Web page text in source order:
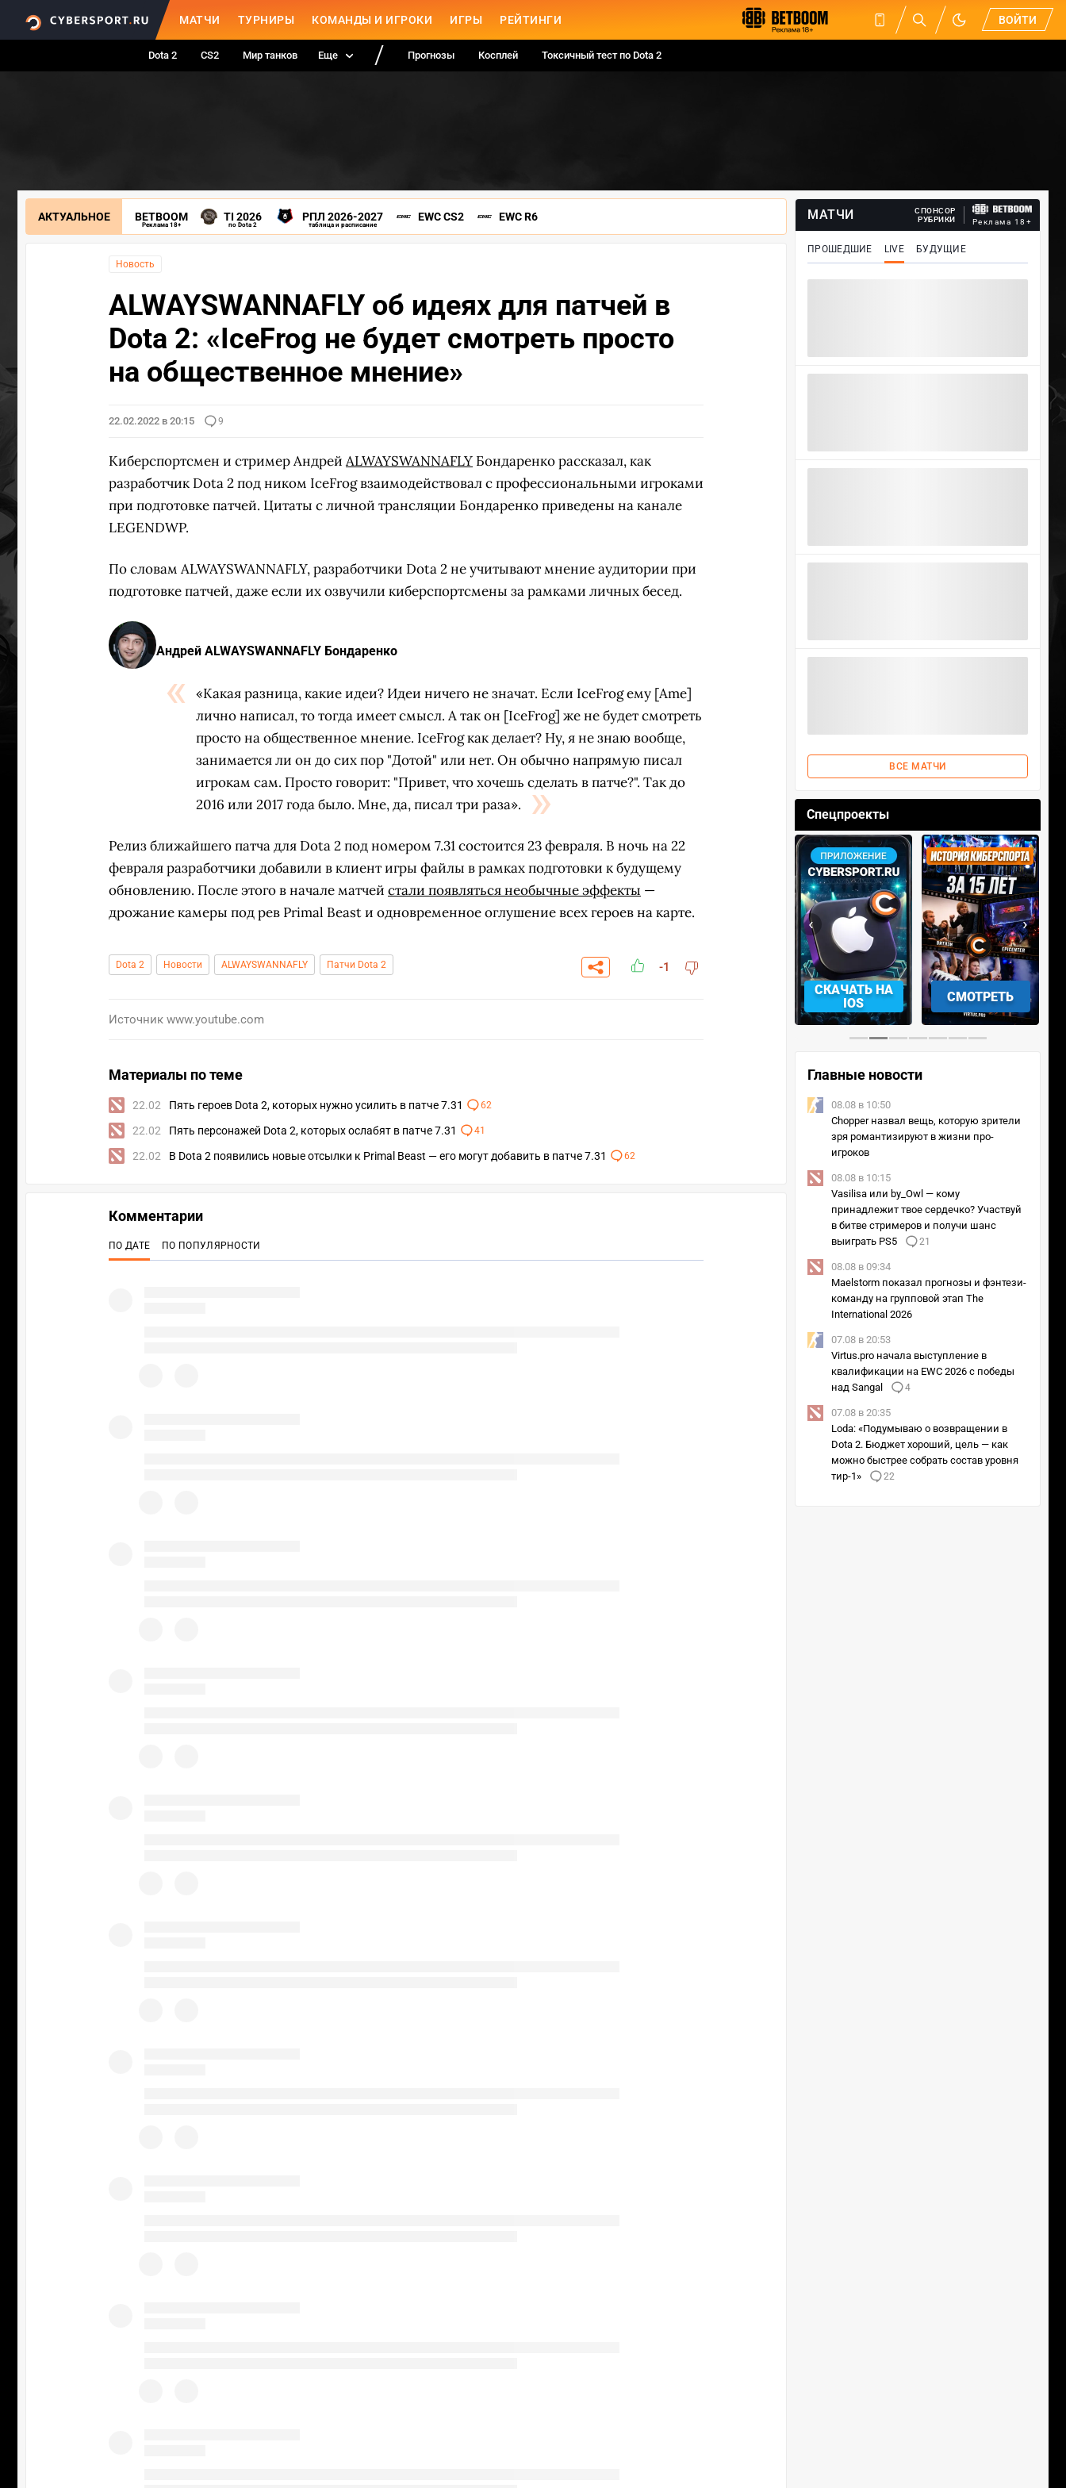
МАТЧИ ТУРНИРЫ КОМАНДЫ И ИГРОКИ ИГРЫ РЕЙТИНГИ ВОЙТИ
Dota 2 CS2 Мир танков Еще Прогнозы Косплей Токсичный тест по Dota 2
АКТУАЛЬНОЕ BETBOOM
Реклама 18+
TI 2026
по Dota 2
РПЛ 2026-2027
таблица и расписание
EWC CS2 EWC R6
Новость
ALWAYSWANNAFLY об идеях для патчей в
Dota 2: «IceFrog не будет смотреть просто
на общественное мнение»
22.02.2022 в 20:15 9
Киберспортсмен и стример Андрей ALWAYSWANNAFLY Бондаренко рассказал, как
разработчик Dota 2 под ником IceFrog взаимодействовал с профессиональными игроками
при подготовке патчей. Цитаты с личной трансляции Бондаренко приведены на канале
LEGENDWP.
По словам ALWAYSWANNAFLY, разработчики Dota 2 не учитывают мнение аудитории при
подготовке патчей, даже если их озвучили киберспортсмены за рамками личных бесед.
Андрей ALWAYSWANNAFLY Бондаренко
«Какая разница, какие идеи? Идеи ничего не значат. Если IceFrog ему [Ame]
лично написал, то тогда имеет смысл. А так он [IceFrog] же не будет смотреть
просто на общественное мнение. IceFrog как делает? Ну, я не знаю вообще,
занимается ли он до сих пор "Дотой" или нет. Он обычно напрямую писал
игрокам сам. Просто говорит: "Привет, что хочешь сделать в патче?". Так до
2016 или 2017 года было. Мне, да, писал три раза».
Релиз ближайшего патча для Dota 2 под номером 7.31 состоится 23 февраля. В ночь на 22
февраля разработчики добавили в клиент игры файлы в рамках подготовки к будущему
обновлению. После этого в начале матчей стали появляться необычные эффекты —
дрожание камеры под рев Primal Beast и одновременное оглушение всех героев на карте.
Dota 2 Новости ALWAYSWANNAFLY Патчи Dota 2 -1
Источник www.youtube.com
Материалы по теме
22.02 Пять героев Dota 2, которых нужно усилить в патче 7.31 62
22.02 Пять персонажей Dota 2, которых ослабят в патче 7.31 41
22.02 В Dota 2 появились новые отсылки к Primal Beast — его могут добавить в патче 7.31 62
МАТЧИ
СПОНСОР
РУБРИКИ
Реклама 18+
ПРОШЕДШИЕ LIVE БУДУЩИЕ
ВСЕ МАТЧИ
Спецпроекты
СМОТРЕТЬ УЧАСТВОВАТЬ
‹ ›
Главные новости
08.08 в 10:50
Chopper назвал вещь, которую зрители
зря романтизируют в жизни про-
игроков
08.08 в 10:15
Vasilisa или by_Owl — кому
принадлежит твое сердечко? Участвуй
в битве стримеров и получи шанс
выиграть PS5
21
08.08 в 09:34
Maelstorm показал прогнозы и фэнтези-
команду на групповой этап The
International 2026
07.08 в 20:53
Virtus.pro начала выступление в
квалификации на EWC 2026 с победы
над Sangal
4
07.08 в 20:35
Loda: «Подумываю о возвращении в
Dota 2. Бюджет хороший, цель — как
можно быстрее собрать состав уровня
тир-1»
22
Комментарии
ПО ДАТЕ ПО ПОПУЛЯРНОСТИ